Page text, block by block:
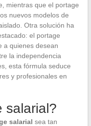
mientras que el portage
nuevos modelos de
Otra solución ha
el portage
a quienes desean
la independencia
esta fórmula seduce
y profesionales en
salarial?
salarial sea tan